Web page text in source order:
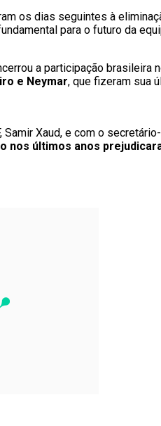
os dias seguintes à
para o futuro da
a participação brasileira
e Neymar, que fizeram sua
Xaud, e com o
nos últimos anos